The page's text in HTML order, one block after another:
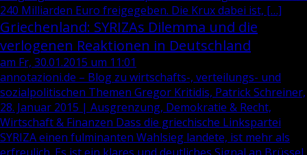
240 Milliarden Euro freigegeben. Die Krux dabei ist, […]
Griechenland: SYRIZAs Dilemma und die
verlogenen Reaktionen in Deutschland
am Fr, 30.01.2015 um 11:01
annotazioni.de – Blog zu wirtschafts-, verteilungs- und
sozialpolitischen Themen Gregor Kritidis, Patrick Schreiner,
28. Januar 2015 | Ausgrenzung, Demokratie & Recht,
Wirtschaft & Finanzen Dass die griechische Linkspartei
SYRIZA einen fulminanten Wahlsieg landete, ist mehr als